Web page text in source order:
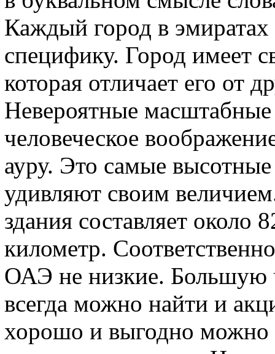
Каждый город в
специфику. Город имеет
которая отличает его от
Невероятные
человеческое
ауру. Это самые
удивляют своим
здания составляет около
километр.
ОАЭ не низкие. Большую
всегда можно найти и
хорошо и выгодно можно